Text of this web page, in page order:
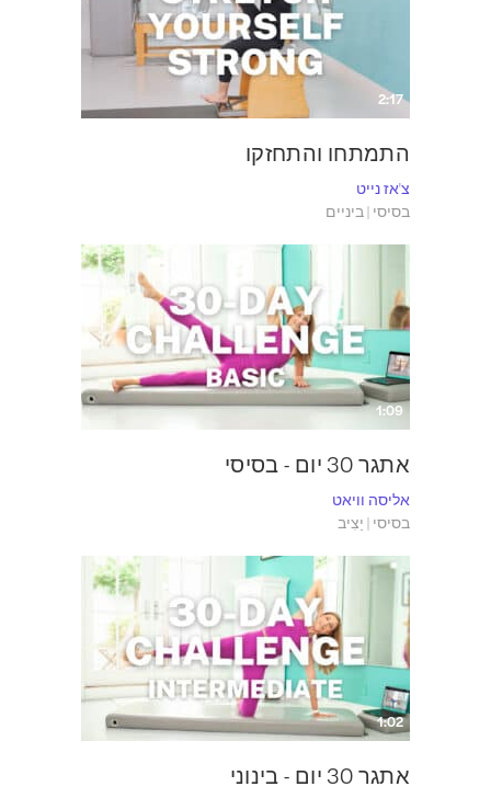
2:17
התמתחו והתחזקו
צ'אז נייט
בסיסי | ביניים
1:09
אתגר 30 יום - בסיסי
אליסה וויאט
בסיסי | יַצִיב
1:02
אתגר 30 יום - בינוני